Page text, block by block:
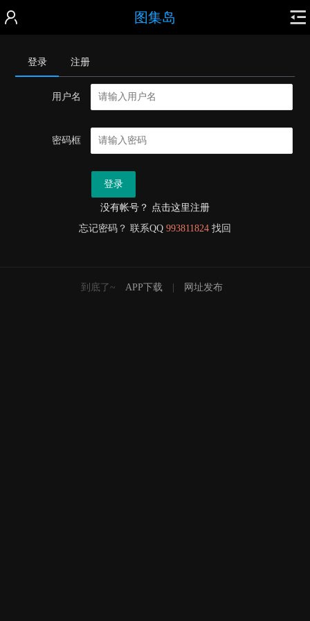
图集岛
登录 注册
用户名
密码框
登录
没有帐号？ 点击这里注册
忘记密码？ 联系QQ 993811824 找回
到底了~ APP下载 网址发布